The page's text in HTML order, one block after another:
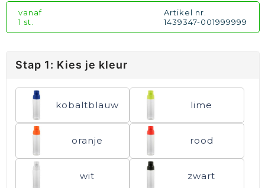
vanaf
1 st.
Artikel nr.
1439347-001999999
Stap 1: Kies je kleur
kobaltblauw lime
oranje rood
wit zwart